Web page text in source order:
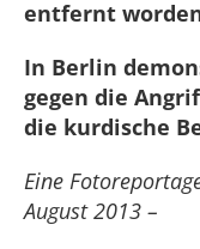
entfernt
In Berlin
gegen die
die kurdische
Eine
August 2013 –